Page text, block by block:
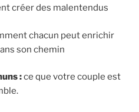
créer des malentendus
chacun peut enrichir
son chemin
:ce que votre couple est